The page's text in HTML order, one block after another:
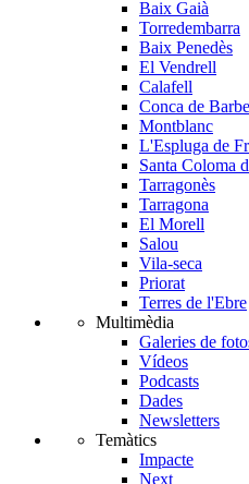
Baix Gaià
Torredembarra
Baix Penedès
El Vendrell
Calafell
Conca de
Montblanc
L'Espluga de
Santa Coloma
Tarragonès
Tarragona
El Morell
Salou
Vila-seca
Priorat
Terres de l'Ebre
Multimèdia
Galeries de
Vídeos
Podcasts
Dades
Newsletters
Temàtics
Impacte
Next